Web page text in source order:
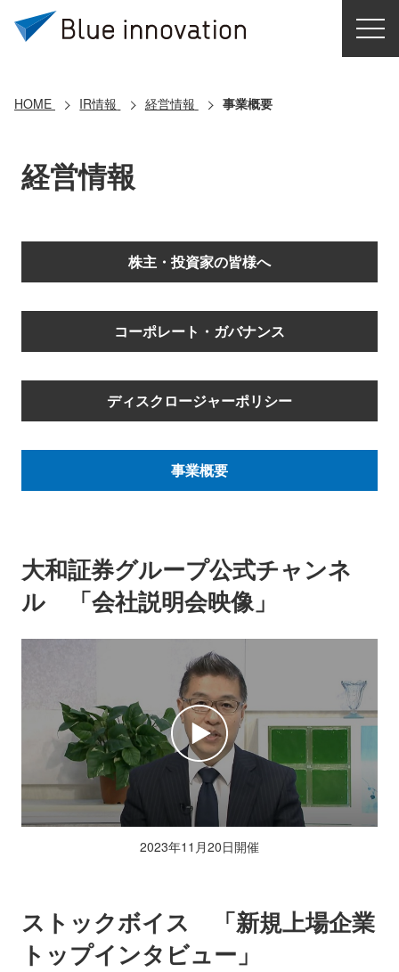
コアテクノロジー
お問い合わせ
会社情報 ニュース
資料ダウンロード
HOME IR情報 経営情報 事業概要
経営情報
株主・投資家の皆様へ
コーポレート・ガバナンス
ディスクロージャーポリシー
事業概要
大和証券グループ公式チャンネ
ル 「会社説明会映像」
2023年11月20日開催
ストックボイス 「新規上場企業
トップインタビュー」